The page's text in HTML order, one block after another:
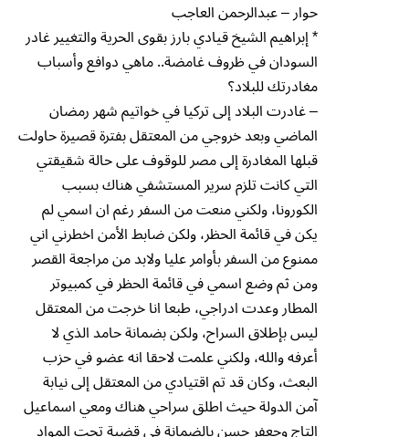
حوار – عبدالرحمن العاجب
* إبراهيم الشيخ قيادي بارز بقوى الحرية والتغيير غادر
السودان في ظروف غامضة.. ماهي دوافع وأسباب
مغادرتك للبلاد؟
– غادرت البلاد إلى تركيا في خواتيم شهر رمضان
الماضي وبعد خروجي من المعتقل بفترة قصيرة حاولت
قبلها المغادرة إلى مصر للوقوف على حالة شقيقتي
التي كانت تلزم سرير المستشفي هناك بسبب
الكورونا، ولكني منعت من السفر رغم ان اسمي لم
يكن في قائمة الحظر، ولكن ضابط الأمن اخطرني اني
ممنوع من السفر بأوامر عليا ولابد من مراجعة القصر
ومن ثم وضع اسمي في قائمة الحظر في كمبيوتر
المطار وعدت ادراجي، طبعا انا خرجت من المعتقل
ليس بإطلاق السراح، ولكن بضمانة حامد الذي لا
أعرفه والله، ولكني علمت لاحقا انه عضو في حزب
البعث، وكان قد تم اقتيادي من المعتقل إلى نيابة
آمن الدولة حيث اطلق سراحي هناك ومعي اسماعيل